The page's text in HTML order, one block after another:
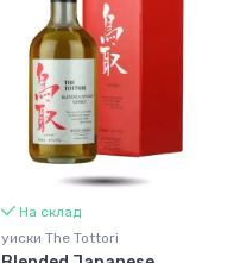
На склад
уиски The Tottori